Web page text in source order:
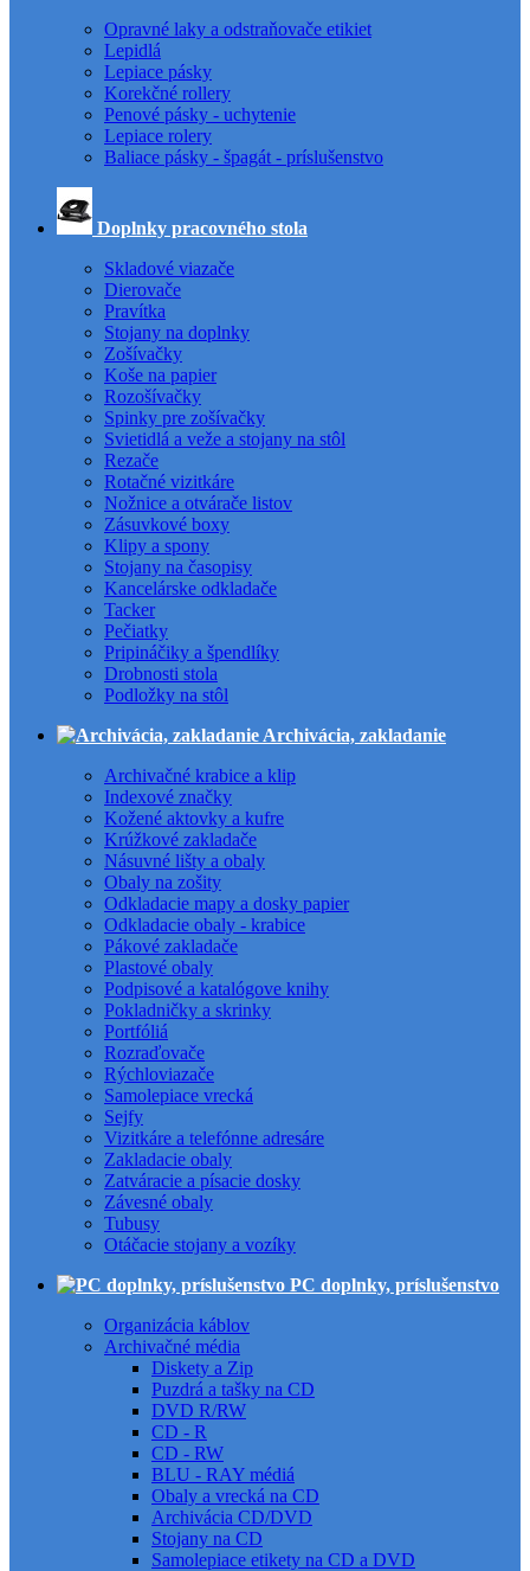
Opravné laky a odstraňovače etikiet
Lepidlá
Lepiace pásky
Korekčné rollery
Penové pásky - uchytenie
Lepiace rolery
Baliace pásky - špagát - príslušenstvo
Doplnky pracovného stola
Skladové viazače
Dierovače
Pravítka
Stojany na doplnky
Zošívačky
Koše na papier
Rozošívačky
Spinky pre zošívačky
Svietidlá a veže a stojany na stôl
Rezače
Rotačné vizitkáre
Nožnice a otvárače listov
Zásuvkové boxy
Klipy a spony
Stojany na časopisy
Kancelárske odkladače
Tacker
Pečiatky
Pripináčiky a špendlíky
Drobnosti stola
Podložky na stôl
Archivácia, zakladanie
Archivačné krabice a klip
Indexové značky
Kožené aktovky a kufre
Krúžkové zakladače
Násuvné lišty a obaly
Obaly na zošity
Odkladacie mapy a dosky papier
Odkladacie obaly - krabice
Pákové zakladače
Plastové obaly
Podpisové a katalógove knihy
Pokladničky a skrinky
Portfóliá
Rozraďovače
Rýchloviazače
Samolepiace vrecká
Sejfy
Vizitkáre a telefónne adresáre
Zakladacie obaly
Zatváracie a písacie dosky
Závesné obaly
Tubusy
Otáčacie stojany a vozíky
PC doplnky, príslušenstvo
Organizácia káblov
Archivačné média
Diskety a Zip
Puzdrá a tašky na CD
DVD R/RW
CD - R
CD - RW
BLU - RAY médiá
Obaly a vrecká na CD
Archivácia CD/DVD
Stojany na CD
Samolepiace etikety na CD a DVD